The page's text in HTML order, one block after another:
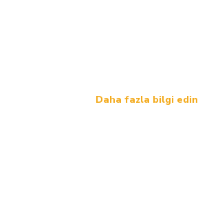
Daha fazla bilgi edin